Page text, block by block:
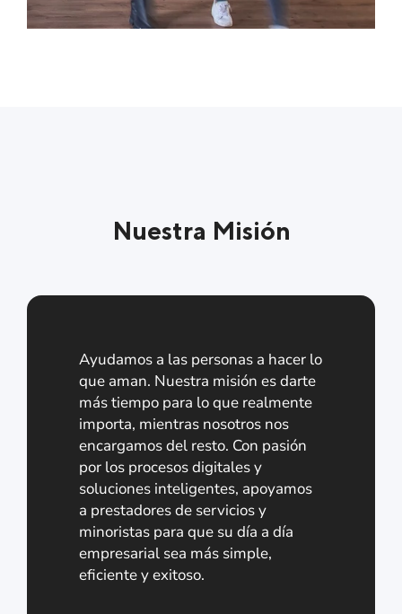
Nuestra Misión
Ayudamos a las personas a hacer lo
que aman. Nuestra misión es darte
más tiempo para lo que realmente
importa, mientras nosotros nos
encargamos del resto. Con pasión
por los procesos digitales y
soluciones inteligentes, apoyamos
a prestadores de servicios y
minoristas para que su día a día
empresarial sea más simple,
eficiente y exitoso.